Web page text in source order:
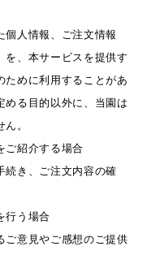
個人情報、ご注文情報
を、本サービスを提供す
ために利用することがあ
める目的以外に、当園は
。
ご紹介する場合
続き、ご注文内容の確
行う場合
ご意見やご感想のご提供